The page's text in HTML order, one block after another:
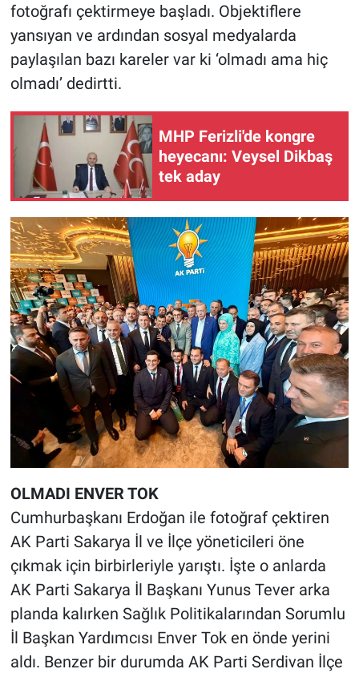
fotoğrafı çektirmeye başladı. Objektiflere
yansıyan ve ardından sosyal medyalarda
paylaşılan bazı kareler var ki ‘olmadı ama hiç
olmadı’ dedirtti.
MHP Ferizli'de kongre
heyecanı: Veysel Dikbaş
tek aday
OLMADI ENVER TOK
Cumhurbaşkanı Erdoğan ile fotoğraf çektiren
AK Parti Sakarya İl ve İlçe yöneticileri öne
çıkmak için birbirleriyle yarıştı. İşte o anlarda
AK Parti Sakarya İl Başkanı Yunus Tever arka
planda kalırken Sağlık Politikalarından Sorumlu
İl Başkan Yardımcısı Enver Tok en önde yerini
aldı. Benzer bir durumda AK Parti Serdivan İlçe